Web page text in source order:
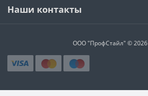
Наши контакты
ООО "ПрофСтайл" © 2026